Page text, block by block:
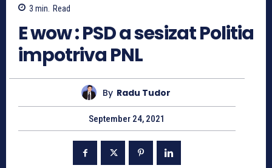
3 min. Read
E wow : PSD a sesizat Politia
impotriva PNL
By Radu Tudor
September 24, 2021